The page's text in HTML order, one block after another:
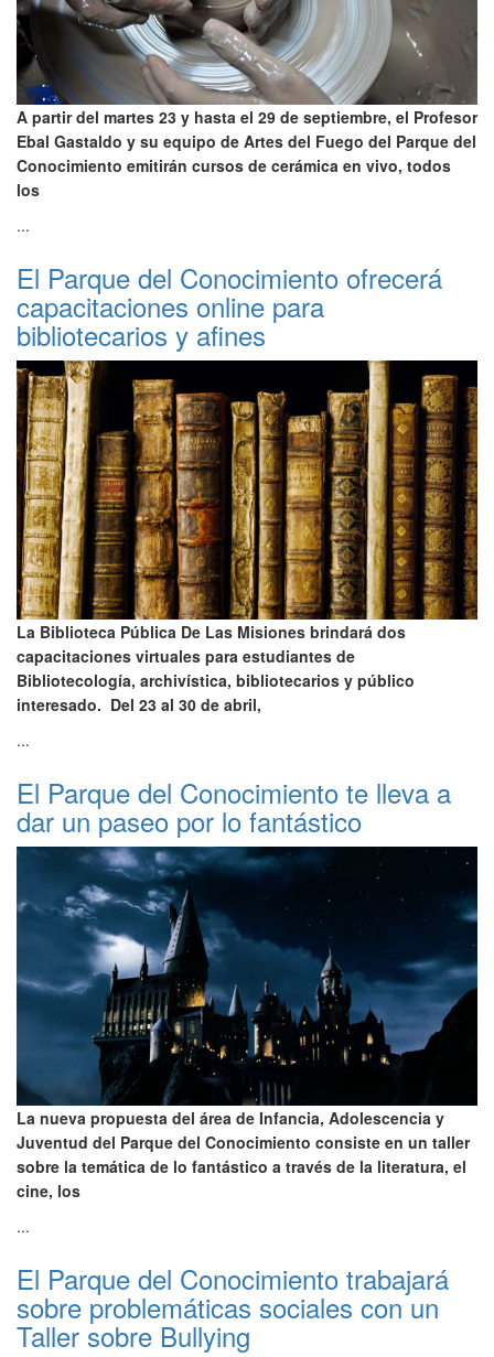
A partir del martes 23 y hasta el 29 de septiembre, el Profesor
Ebal Gastaldo y su equipo de Artes del Fuego del Parque del
Conocimiento emitirán cursos de cerámica en vivo, todos
los
...
El Parque del Conocimiento ofrecerá
capacitaciones online para
bibliotecarios y afines
La Biblioteca Pública De Las Misiones brindará dos
capacitaciones virtuales para estudiantes de
Bibliotecología, archivística, bibliotecarios y público
interesado. Del 23 al 30 de abril,
...
El Parque del Conocimiento te lleva a
dar un paseo por lo fantástico
La nueva propuesta del área de Infancia, Adolescencia y
Juventud del Parque del Conocimiento consiste en un taller
sobre la temática de lo fantástico a través de la literatura, el
cine, los
...
El Parque del Conocimiento trabajará
sobre problemáticas sociales con un
Taller sobre Bullying